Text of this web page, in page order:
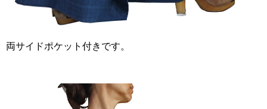
両サイドポケット付きです。